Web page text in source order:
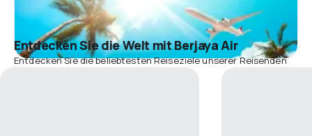
Entdecken Sie die Welt mit Berjaya Air
Entdecken Sie die beliebtesten Reiseziele unserer Reisenden